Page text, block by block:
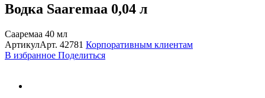
Водка Saaremaa 0,04 л
Сааремаа 40 мл
АртикулАрт. 42781 Корпоративным клиентам
В избранное Поделиться